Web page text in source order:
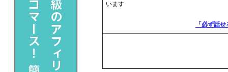
います
「必ず話